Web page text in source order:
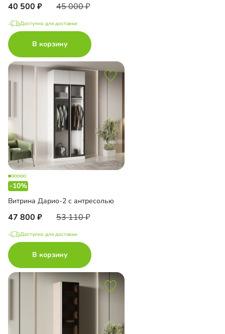
40 500 45 000
Доступно для доставки
В корзину
-10%
Витрина Дарио-2 с антресолью
47 800 53 110
Доступно для доставки
В корзину